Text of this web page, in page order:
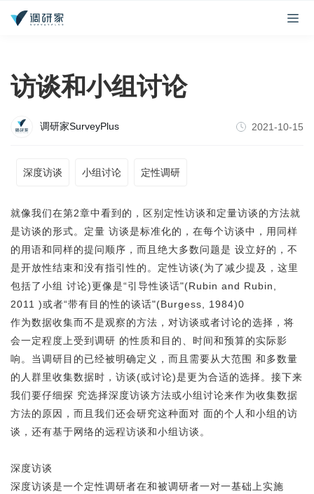
访谈和小组讨论
调研家SurveyPlus 2021-10-15
深度访谈 小组讨论 定性调研
就像我们在第2章中看到的，区别定性访谈和定量访谈的方法就
是访谈的形式。定量 访谈是标准化的，在每个访谈中，用同样
的用语和同样的提问顺序，而且绝大多数问题是 设立好的，不
是开放性结束和没有指引性的。定性访谈(为了减少提及，这里
包括了小组 讨论)更像是“引导性谈话"(Rubin and Rubin,
2011 )或者“带有目的性的谈话"(Burgess, 1984)0
作为数据收集而不是观察的方法，对访谈或者讨论的选择，将
会一定程度上受到调研 的性质和目的、时间和预算的实际影
响。当调研目的已经被明确定义，而且需要从大范围 和多数量
的人群里收集数据时，访谈(或讨论)是更为合适的选择。接下来
我们要仔细探 究选择深度访谈方法或小组讨论来作为收集数据
方法的原因，而且我们还会研究这种面对 面的个人和小组的访
谈，还有基于网络的远程访谈和小组访谈。
深度访谈
深度访谈是一个定性调研者在和被调研者一对一基础上实施